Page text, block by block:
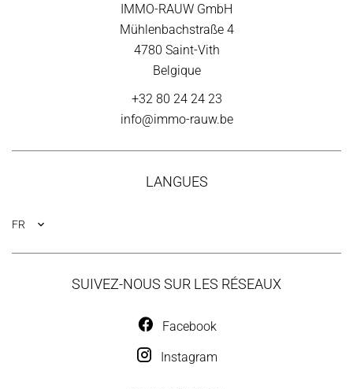
IMMO-RAUW GmbH
Mühlenbachstraße 4
4780 Saint-Vith
Belgique
+32 80 24 24 23
info@immo-rauw.be
LANGUES
FR
SUIVEZ-NOUS SUR LES RÉSEAUX
Facebook
Instagram